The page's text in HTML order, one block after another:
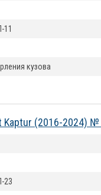
11
кузова
Kaptur (2016-2024)
23